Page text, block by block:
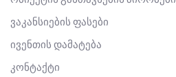
ვაკანსიების ფასები
ივენთის დამატება
კონტაქტი